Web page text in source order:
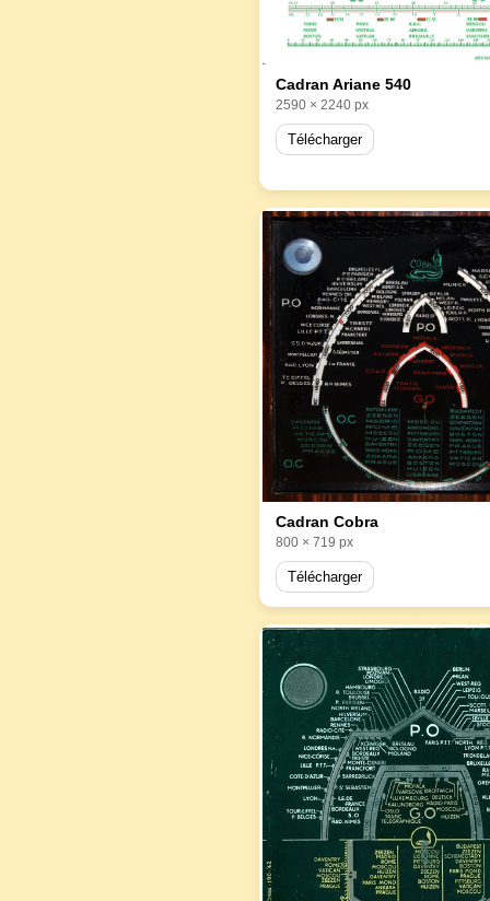
Cadran Ariane 540
2590 × 2240 px
Télécharger
Cadran Cobra
800 × 719 px
Télécharger